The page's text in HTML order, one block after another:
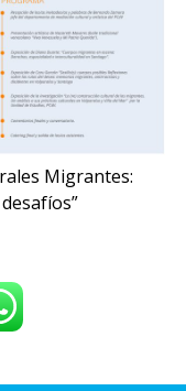
Migrantes: